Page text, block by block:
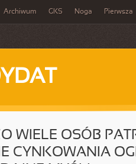
Archiwum GKS Noga Pierwsza
WIELE OSÓB
CYNKOWANIA